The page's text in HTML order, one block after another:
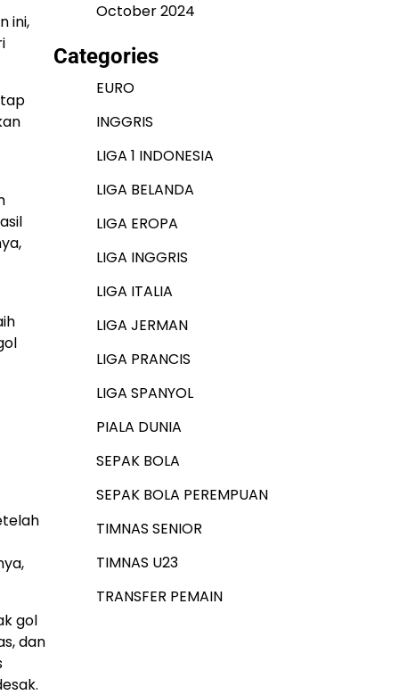
ini,
gol
dan
October 2024
Categories
EURO
INGGRIS
LIGA 1 INDONESIA
LIGA BELANDA
LIGA EROPA
LIGA INGGRIS
LIGA ITALIA
LIGA JERMAN
LIGA PRANCIS
LIGA SPANYOL
PIALA DUNIA
SEPAK BOLA
SEPAK BOLA PEREMPUAN
TIMNAS SENIOR
TIMNAS U23
TRANSFER PEMAIN